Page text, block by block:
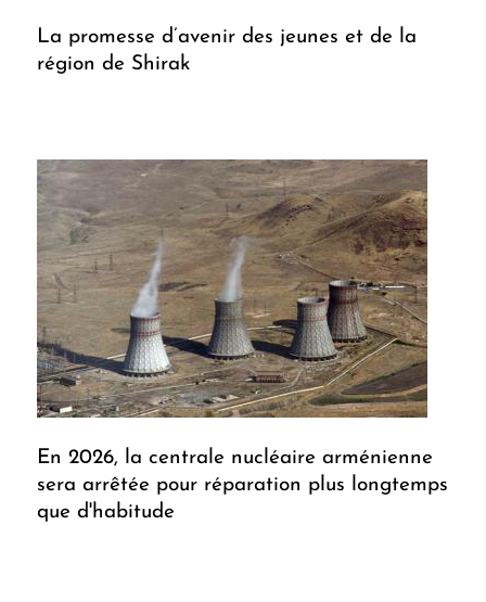
La promesse d’avenir des jeunes et de la
région de Shirak
En 2026, la centrale nucléaire arménienne
sera arrêtée pour réparation plus longtemps
que d'habitude